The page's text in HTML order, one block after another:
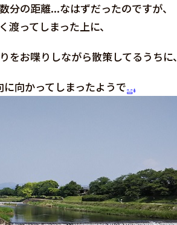
分の距離...なはずだったのですが、
渡ってしまった上に、
をお喋りしながら散策してるうちに、
に向かってしまったようで